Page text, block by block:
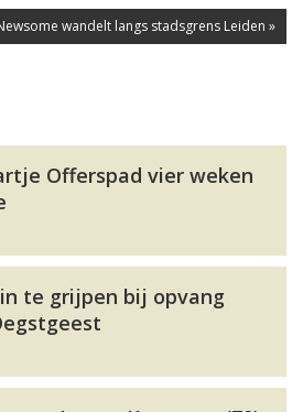
wandelt langs stadsgrens Leiden »
Offerspad vier weken
te grijpen bij opvang